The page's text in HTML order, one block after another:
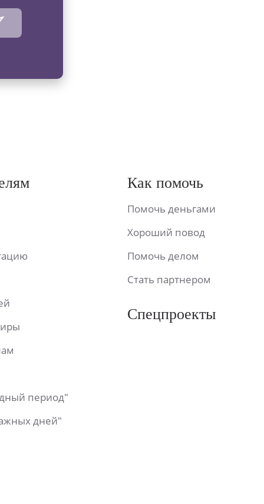
период"
дней"
Как помочь
Помочь деньгами
Хороший повод
Помочь делом
Стать партнером
Спецпроекты